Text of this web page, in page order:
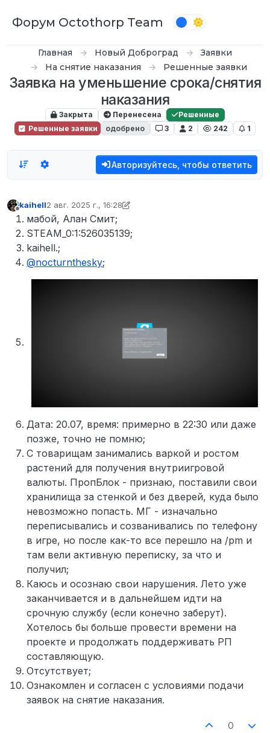
Форум Octothorp Team
Главная Новый Доброград
Заявки
На снятие наказания
Решенные заявки
Заявка на уменьшение срока/снятия
наказания
Закрыта Перенесена
Решенные
Решенные заявки
одобрено 3 2 242 1
Авторизуйтесь, чтобы ответить
Не в сети
kaihell2 авг. 2025 г., 16:28
отредактировано NocturnTheSky
мабой, Алан Смит;
STEAM_0:1:526035139;
kaihell.;
@nocturnthesky;
Дата: 20.07, время: примерно в 22:30 или даже
позже, точно не помню;
С товарищам занимались варкой и ростом
растений для получения внутриигровой
валюты. ПропБлок - признаю, поставили свои
хранилища за стенкой и без дверей, куда было
невозможно попасть. МГ - изначально
переписывались и созванивались по телефону
в игре, но после как-то все перешло на /pm и
там вели активную переписку, за что и
получил;
Каюсь и осознаю свои нарушения. Лето уже
заканчивается и в дальнейшем идти на
срочную службу (если конечно заберут).
Хотелось бы больше провести времени на
проекте и продолжать поддерживать РП
составляющую.
Отсутствует;
Ознакомлен и согласен с условиями подачи
заявок на снятие наказания.
0